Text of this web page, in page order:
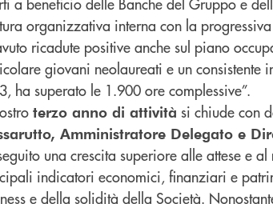
organizzativa interna con la
ricadute positive anche sul piano
giovani neolaureati e un consistente
ha superato le 1.900 ore complessive”.
terzo anno di attività si chiude con
Amministratore Delegato e
una crescita superiore alle attese e
indicatori economici, finanziari e
e della solidità della Società.